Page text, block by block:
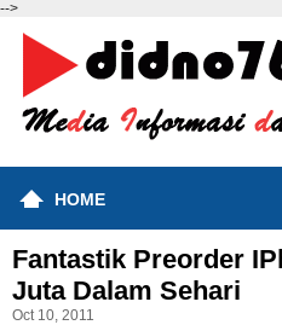
-->
HOME
Fantastik Preorder
Juta Dalam Sehari
Oct 10, 2011